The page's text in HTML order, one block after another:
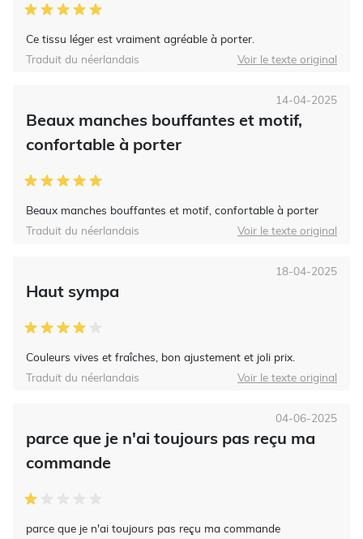
Ce tissu léger est vraiment agréable à porter.
Traduit du néerlandais Voir le texte original
Beaux manches bouffantes et motif,
confortable à porter
Beaux manches bouffantes et motif, confortable à porter
14-04-2025
Traduit du néerlandais Voir le texte original
Haut sympa
Couleurs vives et fraîches, bon ajustement et joli prix.
18-04-2025
Traduit du néerlandais Voir le texte original
parce que je n'ai toujours pas reçu ma
commande
parce que je n'ai toujours pas reçu ma commande
04-06-2025